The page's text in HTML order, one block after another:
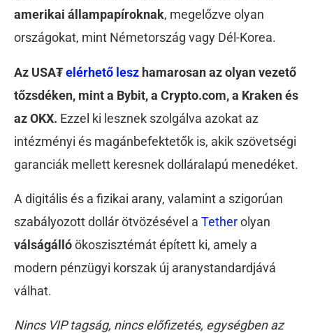
amerikai állampapíroknak, megelőzve olyan
országokat, mint Németország vagy Dél-Korea.
Az USA₮elérhető lesz hamarosan az olyan vezető
tőzsdéken, mint a Bybit, a Crypto.com, a Kraken és
az OKX. Ezzel ki lesznek szolgálva azokat az
intézményi és magánbefektetők is, akik szövetségi
garanciák mellett keresnek dolláralapú menedéket.
A digitális és a fizikai arany, valamint a szigorúan
szabályozott dollár ötvözésével a Tetherolyan
válságállóökoszisztémát épített ki, amely a
modern pénzügyi korszak új aranystandardjává
válhat.
Nincs VIP tagság, nincs előfizetés, egységben az